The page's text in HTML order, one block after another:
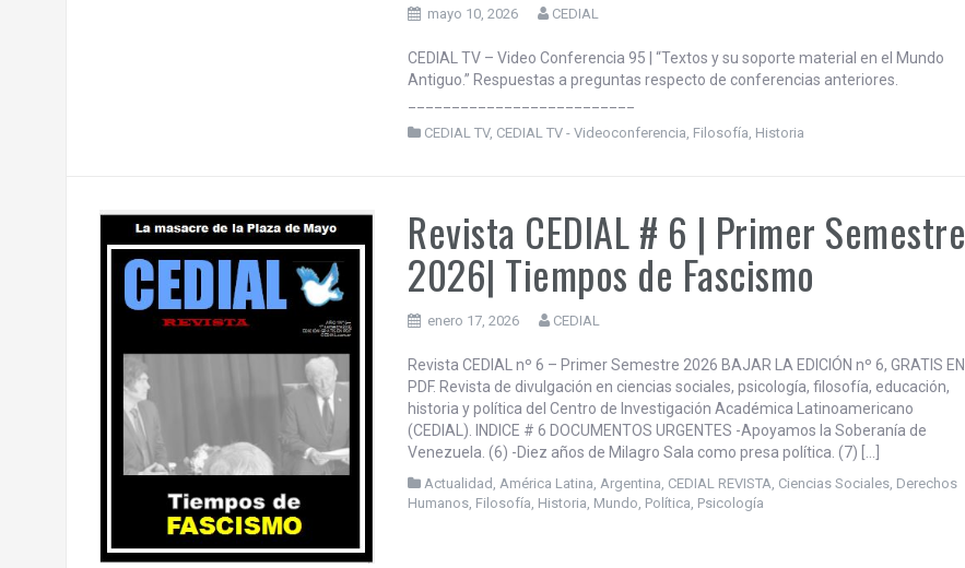
mayo 10, 2026 CEDIAL
CEDIAL TV – Video Conferencia 95 | “Textos y su soporte material en el Mundo
Antiguo.” Respuestas a preguntas respecto de conferencias anteriores.
CEDIAL TV, CEDIAL TV - Videoconferencia, Filosofía, Historia
Revista CEDIAL # 6 | Primer Semestre
2026| Tiempos de Fascismo
enero 17, 2026 CEDIAL
Revista CEDIAL nº 6 – Primer Semestre 2026 BAJAR LA EDICIÓN nº 6, GRATIS EN
PDF. Revista de divulgación en ciencias sociales, psicología, filosofía, educación,
historia y política del Centro de Investigación Académica Latinoamericano
(CEDIAL). INDICE # 6 DOCUMENTOS URGENTES -Apoyamos la Soberanía de
Venezuela. (6) -Diez años de Milagro Sala como presa política. (7) […]
Actualidad ,América Latina,Argentina, CEDIAL REVISTA, Ciencias Sociales, Derechos
Humanos, Filosofía, Historia, Mundo, Política, Psicología